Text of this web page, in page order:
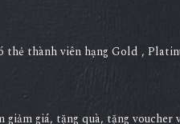
thẻ thành viên hạng Gold ,
giá, tặng quà, tặng voucher